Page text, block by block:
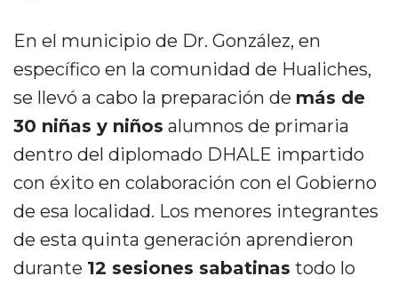
En el municipio de Dr. González, en
específico en la comunidad de Hualiches,
se llevó a cabo la preparación de más de
30 niñas y niños alumnos de primaria
dentro del diplomado DHALE impartido
con éxito en colaboración con el Gobierno
de esa localidad. Los menores integrantes
de esta quinta generación aprendieron
durante 12 sesiones sabatinas todo lo